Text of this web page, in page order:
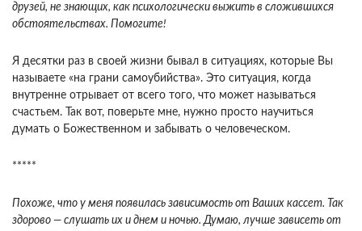
друзей, не зна­ющих, как психологически выжить в сложивших­ся
обстоятельствах. Помогите!
Я десятки раз в своей жизни бывал в ситуа­циях, которые Вы
называете «на грани самоубий­ства». Это ситуация, когда
внутренне отрывает от всего того, что может называться
счастьем. Так вот, поверьте мне, нужно просто научиться
думать о Божественном и забывать о человеческом.
*****
Похоже, что у меня появилась зависимость от Ваших кассет. Так
здорово — слушать их и днем и ночью. Думаю, лучше зависеть от